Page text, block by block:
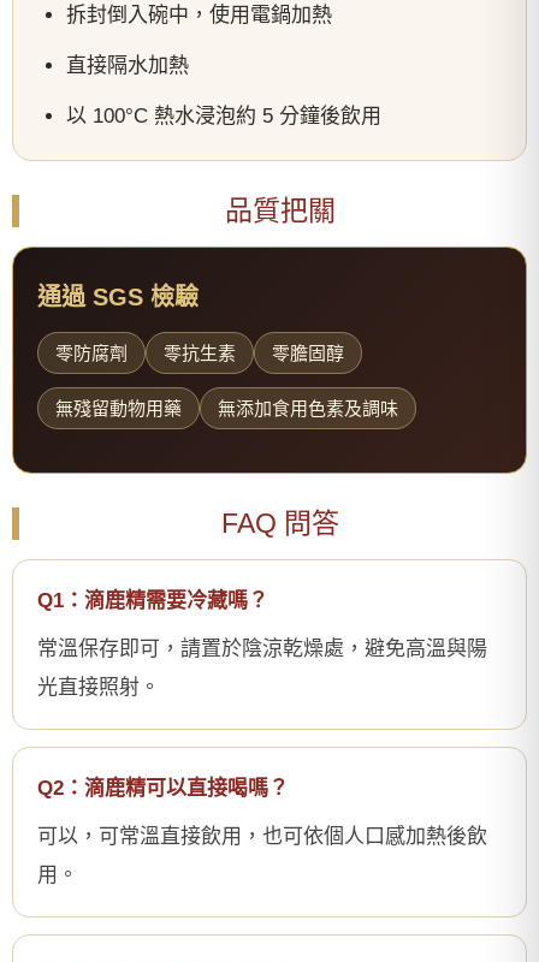
拆封倒入碗中，使用電鍋加熱
直接隔水加熱
以 100°C 熱水浸泡約 5 分鐘後飲用
品質把關
通過 SGS 檢驗
零防腐劑 零抗生素 零膽固醇
無殘留動物用藥 無添加食用色素及調味
FAQ 問答
Q1：滴鹿精需要冷藏嗎？
常溫保存即可，請置於陰涼乾燥處，避免高溫與陽
光直接照射。
Q2：滴鹿精可以直接喝嗎？
可以，可常溫直接飲用，也可依個人口感加熱後飲
用。